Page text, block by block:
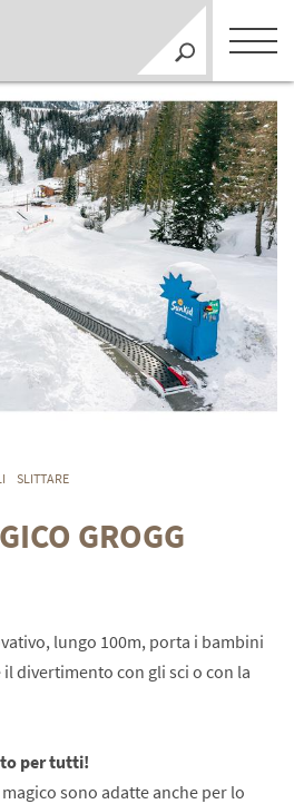
SLITTARE
GROGG
lungo 100m, porta i bambini
divertimento con gli sci o con la
per tutti!
sono adatte anche per lo